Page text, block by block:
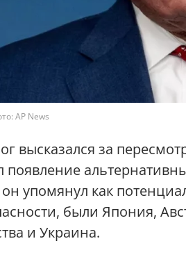
AP News
высказался за
появление
упомянул как
были Япония,
и Украина.